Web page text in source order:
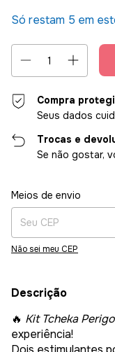
Só restam 5 em
Compra
Seus dados
Trocas e
Se não gostar,
Entregas para o CEP:
Meios de envio
Não sei meu CEP
Descrição
🔥 Kit Tcheka
experiência!